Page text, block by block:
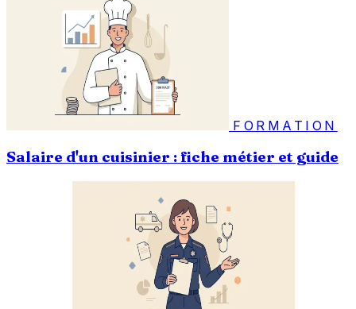
FORMATION
Salaire d'un cuisinier : fiche métier et guide